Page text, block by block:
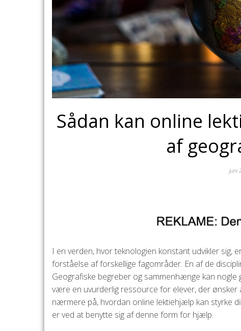
Sådan kan online
af
juni
I en verden, hvor teknologien konstant udvikler
forståelse af forskellige fagområder. En af de
Geografiske begreber og sammenhænge kan
være en uvurderlig ressource for elever, der
nærmere på, hvordan online lektiehjælp kan styrke
er ved at benytte sig af denne form for hjælp.